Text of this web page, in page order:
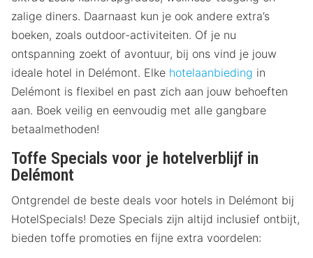
zalige diners. Daarnaast kun je ook andere extra’s
boeken, zoals outdoor-activiteiten. Of je nu
ontspanning zoekt of avontuur, bij ons vind je jouw
ideale hotel in Delémont. Elke hotelaanbieding in
Delémont is flexibel en past zich aan jouw behoeften
aan. Boek veilig en eenvoudig met alle gangbare
betaalmethoden!
Toffe Specials voor je hotelverblijf in
Delémont
Ontgrendel de beste deals voor hotels in Delémont bij
HotelSpecials! Deze Specials zijn altijd inclusief ontbijt,
bieden toffe promoties en fijne extra voordelen: